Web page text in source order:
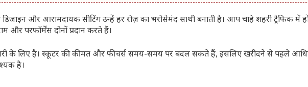
डिजाइन और आरामदायक सीटिंग उन्हें हर रोज़ का भरोसेमंद साथी बनाती है। आप चाहे शहरी ट्रैफिक में
और परफॉर्मेंस दोनों प्रदान करते हैं।
के लिए है। स्कूटर की कीमत और फीचर्स समय-समय पर बदल सकते हैं, इसलिए खरीदने से पहले
है।